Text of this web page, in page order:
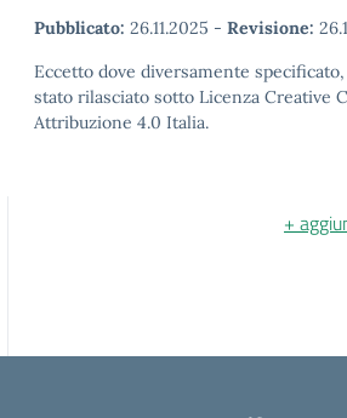
Pubblicato: 26.11.2025 - Revisione:
Eccetto dove diversamente
stato rilasciato sotto Licenza Creative
Attribuzione 4.0 Italia.
+